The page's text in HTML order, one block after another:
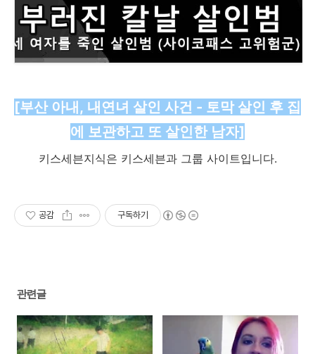
[부산 아내, 내연녀 살인 사건 - 토막 살인 후 집
에 보관하고 또 살인한 남자]
키스세븐지식은 키스세븐과 그룹 사이트입니다.
공감 구독하기
관련글